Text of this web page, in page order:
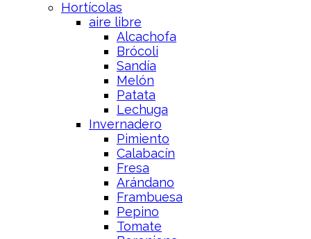
Hortícolas
aire libre
Alcachofa
Brócoli
Sandía
Melón
Patata
Lechuga
Invernadero
Pimiento
Calabacín
Fresa
Arándano
Frambuesa
Pepino
Tomate